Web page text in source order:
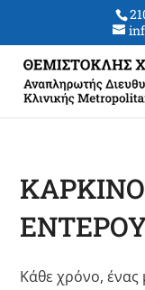
Κάθε χρόνο, ένας